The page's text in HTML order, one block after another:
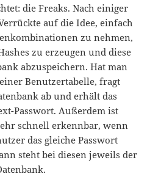
die Freaks. Nach einiger
auf die Idee, einfach
zu nehmen,
zu erzeugen und diese
abzuspeichern. Hat man
Benutzertabelle, fragt
ab und erhält das
Passwort. Außerdem ist
schnell erkennbar, wenn
das gleiche Passwort
steht bei diesen jeweils der